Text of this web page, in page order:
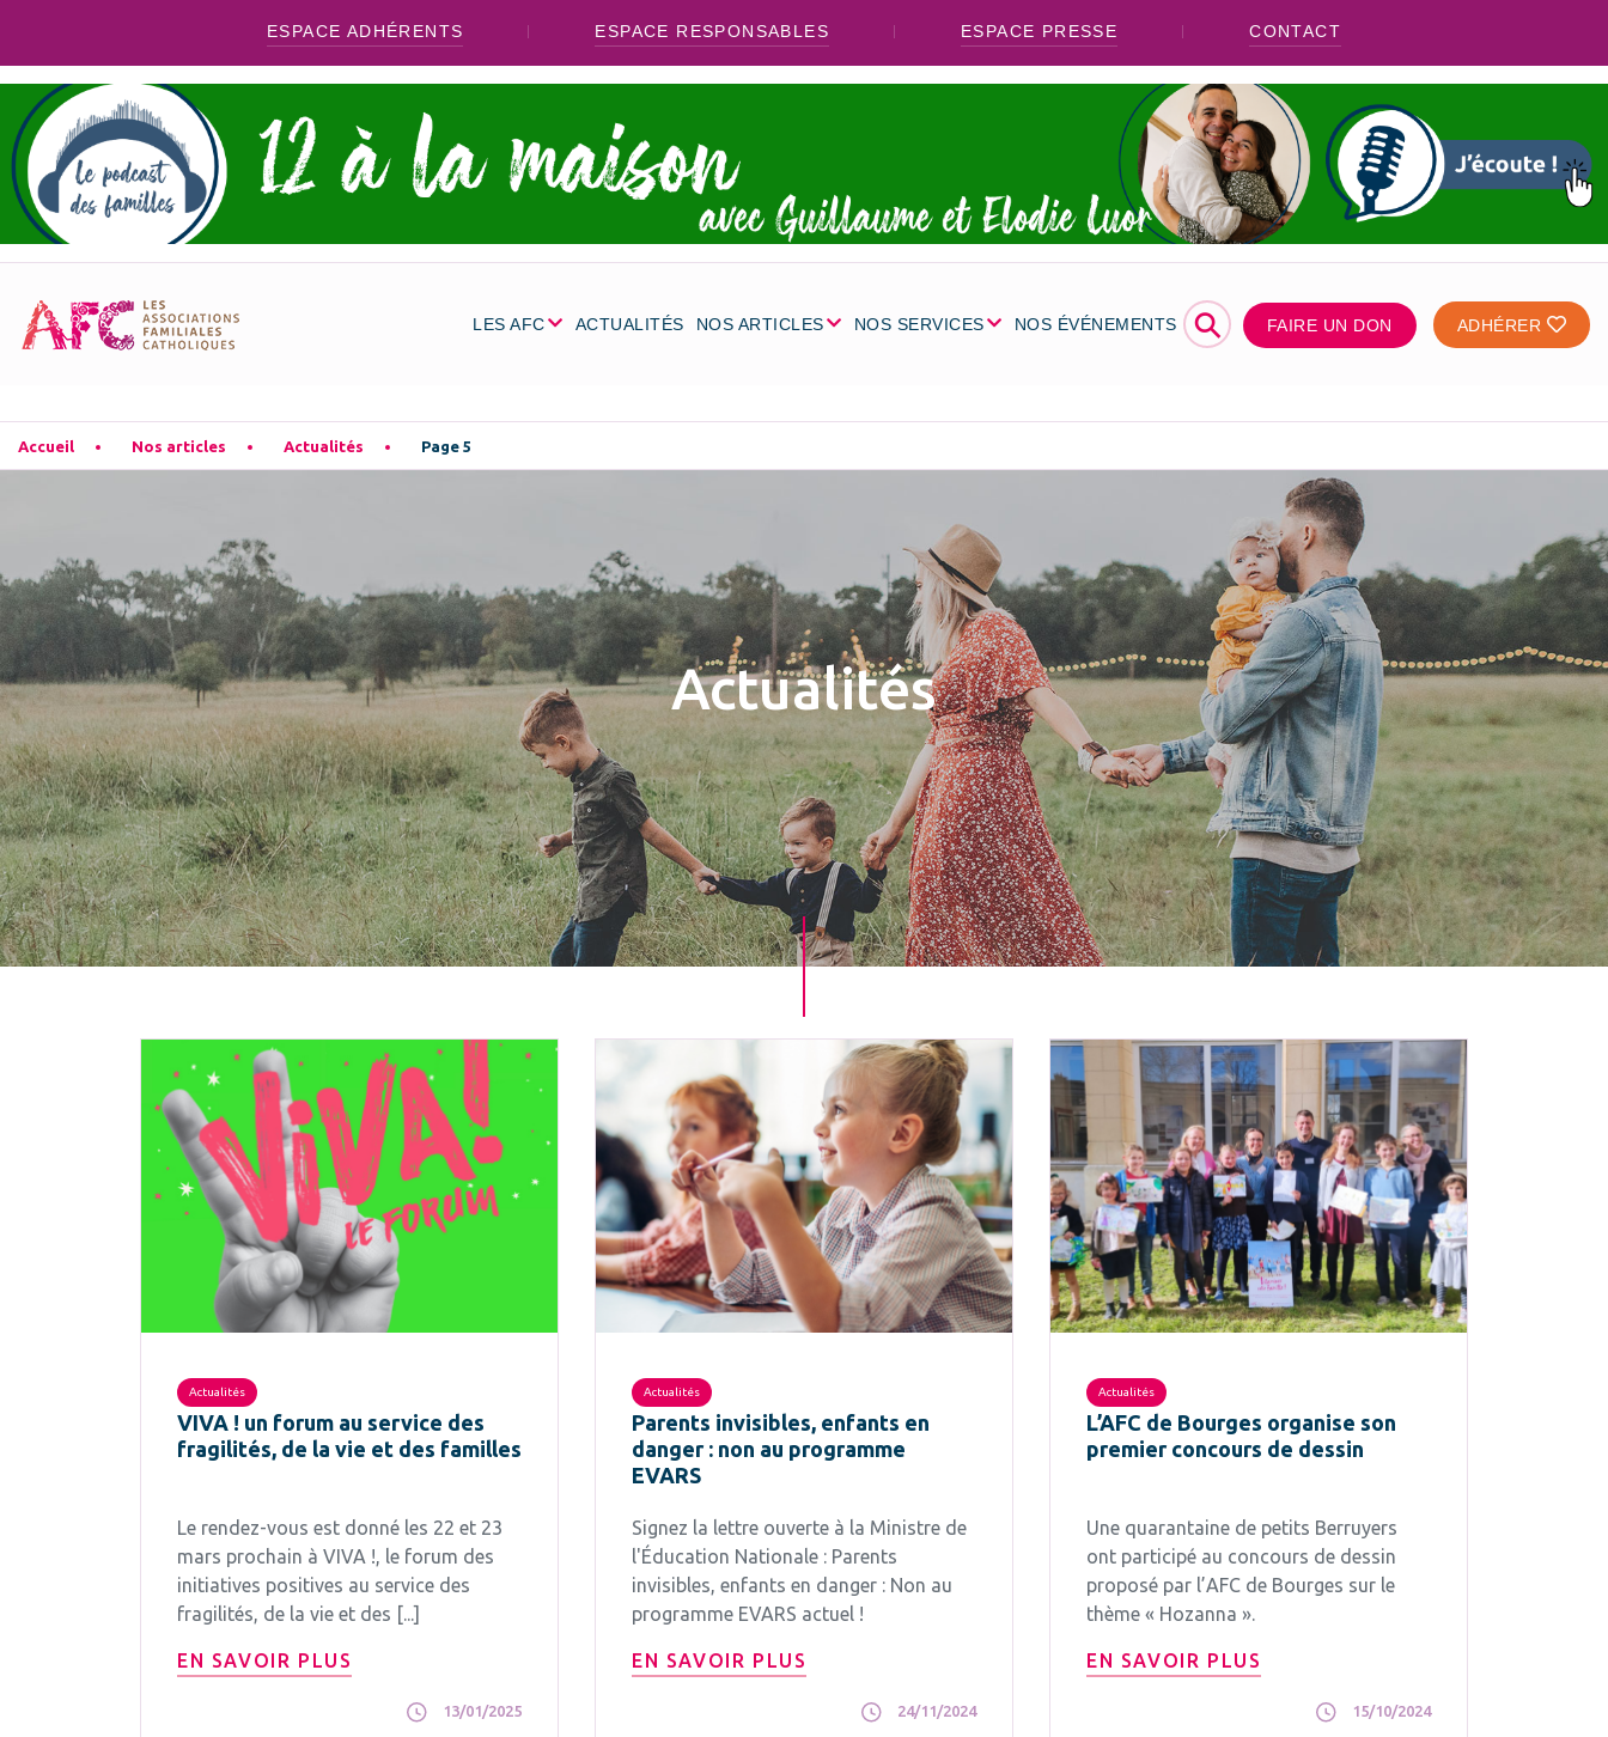
ESPACE ADHÉRENTS ESPACE RESPONSABLES ESPACE PRESSE CONTACT
LES AFC ACTUALITÉS NOS ARTICLES NOS SERVICES NOS ÉVÉNEMENTS ⚲ FAIRE UN DON ADHÉRER
Accueil Nos articles Actualités Page 5
Actualités
Actualités
VIVA ! un forum au service des
fragilités, de la vie et des familles
Le rendez-vous est donné les 22 et 23
mars prochain à VIVA !, le forum des
initiatives positives au service des
fragilités, de la vie et des [...]
EN SAVOIR PLUS
13/01/2025
Actualités
Parents invisibles, enfants en
danger : non au programme
EVARS
Signez la lettre ouverte à la Ministre de
l'Éducation Nationale : Parents
invisibles, enfants en danger : Non au
programme EVARS actuel !
EN SAVOIR PLUS
24/11/2024
Actualités
L’AFC de Bourges organise son
premier concours de dessin
Une quarantaine de petits Berruyers
ont participé au concours de dessin
proposé par l’AFC de Bourges sur le
thème « Hozanna ».
EN SAVOIR PLUS
15/10/2024